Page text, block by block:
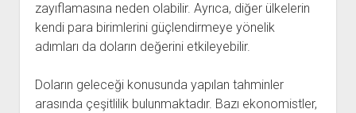
zayıflamasına neden olabilir. Ayrıca, diğer ülkelerin
kendi para birimlerini güçlendirmeye yönelik
adımları da doların değerini etkileyebilir.
Doların geleceği konusunda yapılan tahminler
arasında çeşitlilik bulunmaktadır. Bazı ekonomistler,